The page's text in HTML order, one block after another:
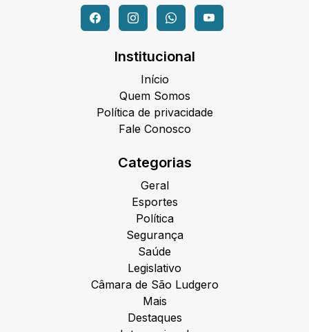
Institucional
Início
Quem Somos
Política de privacidade
Fale Conosco
Categorias
Geral
Esportes
Política
Segurança
Saúde
Legislativo
Câmara de São Ludgero
Mais
Destaques